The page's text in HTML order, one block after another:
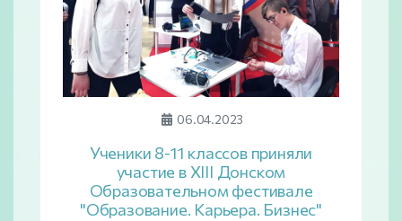
06.04.2023
Ученики 8-11 классов приняли
участие в XIII Донском
Образовательном фестивале
"Образование. Карьера. Бизнес"